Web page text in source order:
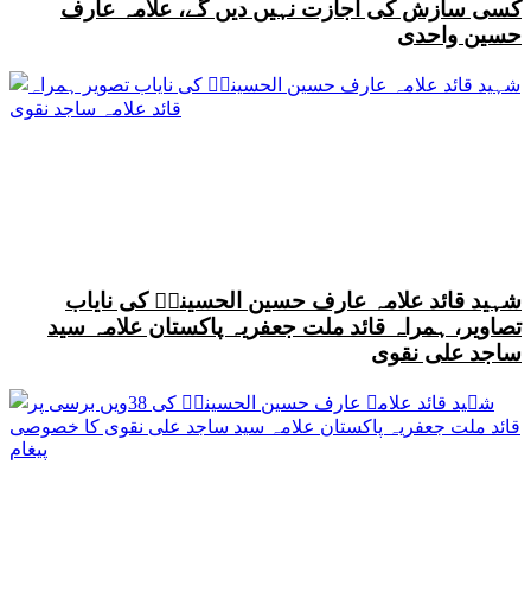
کسی سازش کی اجازت نہیں دیں گے، علامہ عارف
حسین واحدی
شہید قائد علامہ عارف حسین الحسینیؒ کی نایاب
تصاویر، ہمراہ قائد ملت جعفریہ پاکستان علامہ سید
ساجد علی نقوی